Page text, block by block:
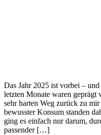
Das Jahr 2025 ist vorbei –
letzten Monate waren geprägt
sehr harten Weg zurück zu
bewusster Konsum standen
ging es einfach nur darum,
passender […]